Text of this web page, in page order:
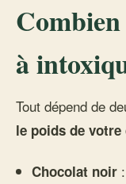
à
Tout dépend de
le poids de votre
Chocolat noir